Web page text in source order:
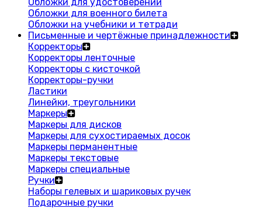
Обложки для военного билета
Обложки на учебники и тетради
Письменные и чертёжные принадлежности
Корректоры
Корректоры ленточные
Корректоры с кисточкой
Корректоры-ручки
Ластики
Линейки, треугольники
Маркеры
Маркеры для дисков
Маркеры для сухостираемых досок
Маркеры перманентные
Маркеры текстовые
Маркеры специальные
Ручки
Наборы гелевых и шариковых ручек
Подарочные ручки